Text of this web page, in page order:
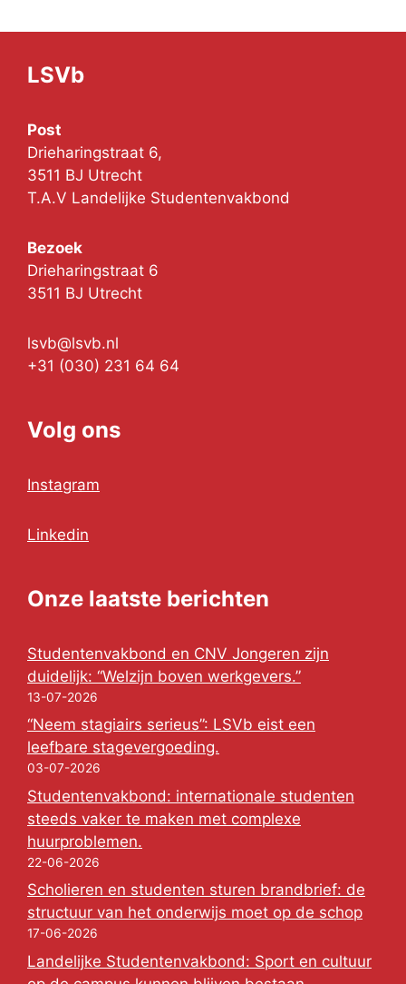
LSVb
Post
Drieharingstraat 6,
3511 BJ Utrecht
T.A.V Landelijke Studentenvakbond
Bezoek
Drieharingstraat 6
3511 BJ Utrecht
lsvb@lsvb.nl
+31 (030) 231 64 64
Volg ons
Instagram
Linkedin
Onze laatste berichten
Studentenvakbond en CNV Jongeren zijn
duidelijk: “Welzijn boven werkgevers.”
13-07-2026
“Neem stagiairs serieus”: LSVb eist een
leefbare stagevergoeding.
03-07-2026
Studentenvakbond: internationale studenten
steeds vaker te maken met complexe
huurproblemen.
22-06-2026
Scholieren en studenten sturen brandbrief: de
structuur van het onderwijs moet op de schop
17-06-2026
Landelijke Studentenvakbond: Sport en cultuur